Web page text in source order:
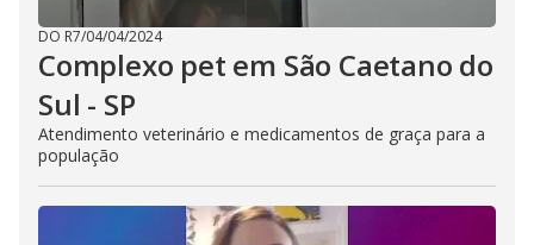
DO R7/04/04/2024
Complexo pet em São Caetano do
Sul - SP
Atendimento veterinário e medicamentos de graça para a
população